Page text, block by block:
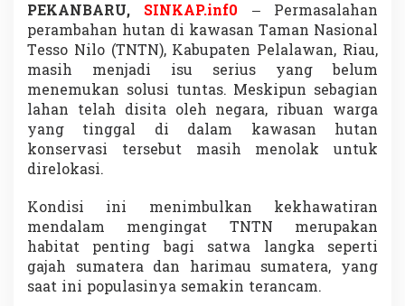
H
i
l
a
n
g
,
P
e
r
b
a
n
K
PEKANBARU, SINKAP.inf0 – Permasalahan
perambahan hutan di kawasan Taman Nasional
Tesso Nilo (TNTN), Kabupaten Pelalawan, Riau,
masih menjadi isu serius yang belum
menemukan solusi tuntas. Meskipun sebagian
lahan telah disita oleh negara, ribuan warga
yang tinggal di dalam kawasan hutan
konservasi tersebut masih menolak untuk
direlokasi.
Kondisi ini menimbulkan kekhawatiran
mendalam mengingat TNTN merupakan
habitat penting bagi satwa langka seperti
gajah sumatera dan harimau sumatera, yang
saat ini populasinya semakin terancam.